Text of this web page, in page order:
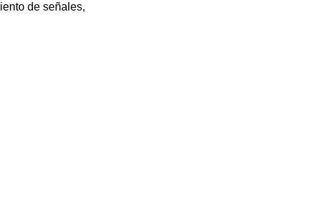
de señales,